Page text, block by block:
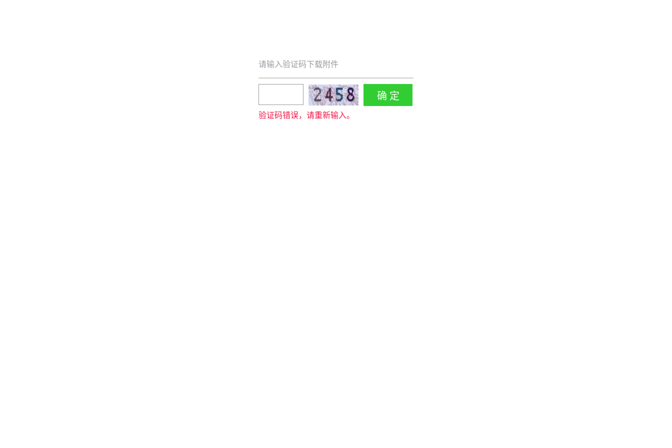
请输入验证码下载附件
验证码错误，请重新输入。